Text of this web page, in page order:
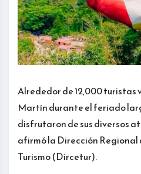
Alrededor de 12,000 turistas
Martín durante el feriado
disfrutaron de sus diversos
afirmó la Dirección Regional
Turismo (Dircetur).